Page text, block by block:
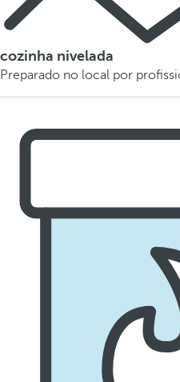
cozinha nivelada
Preparado no local por